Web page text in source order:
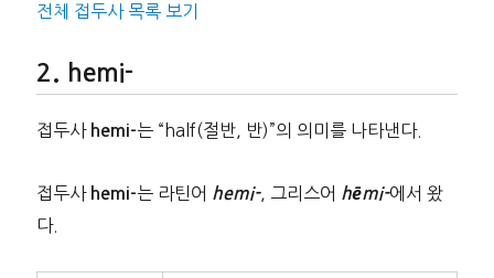
전체 접두사 목록 보기
hemi-
접두사 hemi-는 “half(절반, 반)”의 의미를 나타낸다.
접두사 hemi-는 라틴어 hemi-, 그리스어 hēmi-에서 왔
다.